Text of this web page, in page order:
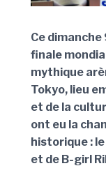
Ce
finale
mythique
Tokyo, lieu
et de la
ont eu la
historique :
et de B-girl